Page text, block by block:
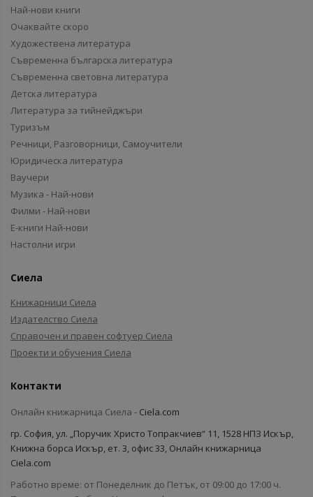
Най-нови книги
Очаквайте скоро
Художествена литература
Съвременна българска литература
Съвременна световна литература
Детска литература
Литература за тийнейджъри
Туризъм
Речници, Разговорници, Самоучители
Юридическа литература
Ваучери
Музика - Най-нови
Филми - Най-нови
Е-книги Най-нови
Настолни игри
Сиела
Книжарници Сиела
Издателство Сиела
Справочен и правен софтуер Сиела
Проекти и обучения Сиела
Контакти
Онлайн книжарница Сиела - Ciela.com
гр. София, ул. „Поручик Христо Топракчиев“ 11, 1528 НПЗ Искър,
Книжна борса Искър, ет. 3, офис 33, Онлайн книжарница
Ciela.com
Работно време: от Понеделник до Петък, от 09:00 до 17:00 ч.